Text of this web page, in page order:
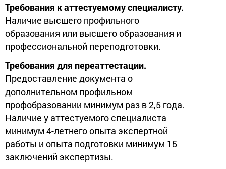
Требования к аттестуемому специалисту.
Наличие высшего профильного
образования или высшего образования и
профессиональной переподготовки.
Требования для переаттестации.
Предоставление документа о
дополнительном профильном
профобразовании минимум раз в 2,5 года.
Наличие у аттестуемого специалиста
минимум 4-летнего опыта экспертной
работы и опыта подготовки минимум 15
заключений экспертизы.